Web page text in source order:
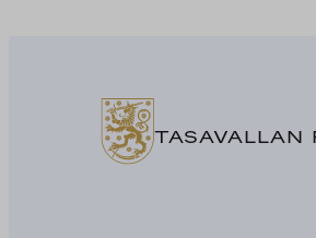
TASAVALLAN